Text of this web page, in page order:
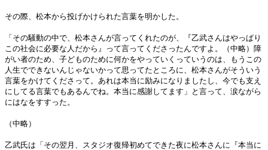
その際、松本から投げかけられた言葉を明かした。
「その騒動の中で、松本さんが言ってくれたのが、『乙武さんはやっぱり
この社会に必要な人だから』って言ってくださったんですよ。（中略）障
がい者のため、子どものために何かをやっていくっていうのは、もうこの
人生でできないんじゃないかって思ってたところに、松本さんがそういう
言葉をかけてくださって。あれは本当に励みになりましたし、今でも支え
にしてる言葉でもあるんでね。本当に感謝してます」と言って、涙ながら
にはなをすすった。
（中略）
乙武氏は「その翌月、スタジオ復帰初めてできた夜に松本さんに『本当に